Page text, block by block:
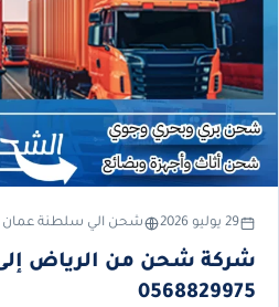
29 يوليو 2026 شحن الي سلطنة عمان
شركة شحن من الرياض
0568829975